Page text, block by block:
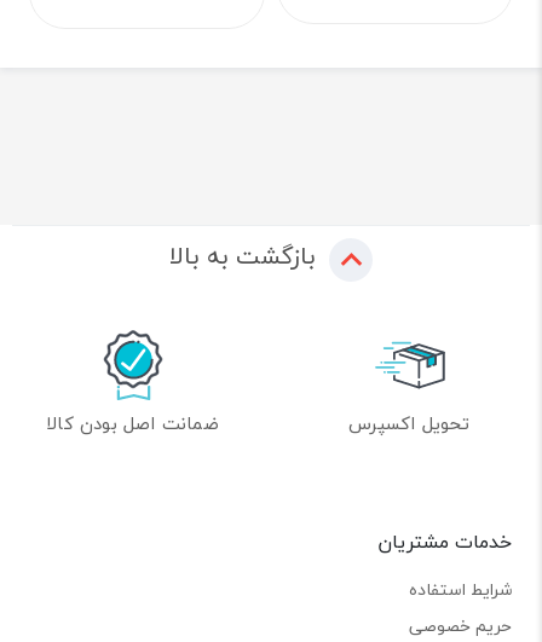
بازگشت به بالا
تحویل اکسپرس ضمانت اصل بودن کالا
خدمات مشتریان
شرایط استفاده
حریم خصوصی